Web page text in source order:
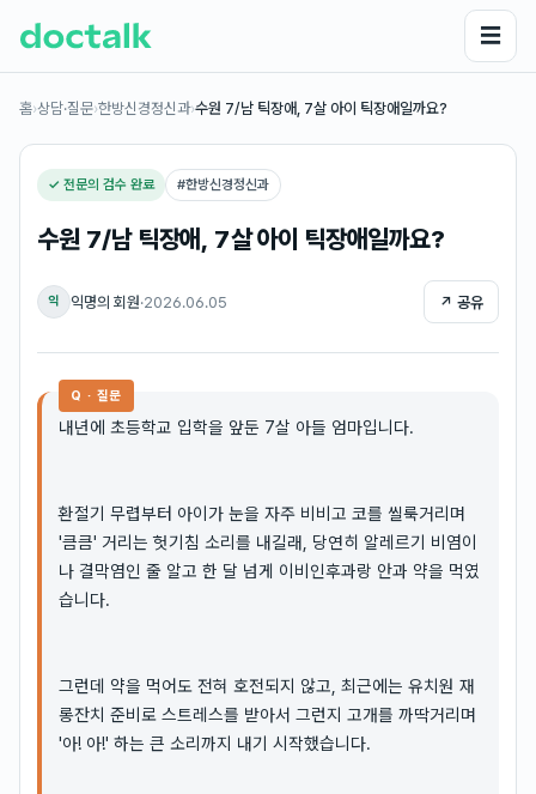
☰
홈›상담·질문›한방신경정신과›수원 7/남 틱장애, 7살 아이 틱장애일까요?
✓ 전문의 검수 완료 #한방신경정신과
수원 7/남 틱장애, 7살 아이 틱장애일까요?
익 익명의 회원·2026.06.05 ↗ 공유
Q · 질문
내년에 초등학교 입학을 앞둔 7살 아들 엄마입니다.
환절기 무렵부터 아이가 눈을 자주 비비고 코를 씰룩거리며
'큼큼' 거리는 헛기침 소리를 내길래, 당연히 알레르기 비염이
나 결막염인 줄 알고 한 달 넘게 이비인후과랑 안과 약을 먹였
습니다.
그런데 약을 먹어도 전혀 호전되지 않고, 최근에는 유치원 재
롱잔치 준비로 스트레스를 받아서 그런지 고개를 까딱거리며
'아! 아!' 하는 큰 소리까지 내기 시작했습니다.